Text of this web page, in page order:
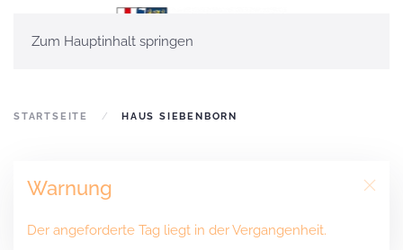
Zum Hauptinhalt springen
STARTSEITE HAUS SIEBENBORN
Warnung
Der angeforderte Tag liegt in der Vergangenheit.